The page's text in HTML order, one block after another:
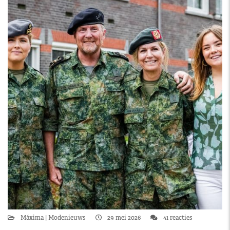
Máxima Modenieuws 29 mei 2026 41 reacties